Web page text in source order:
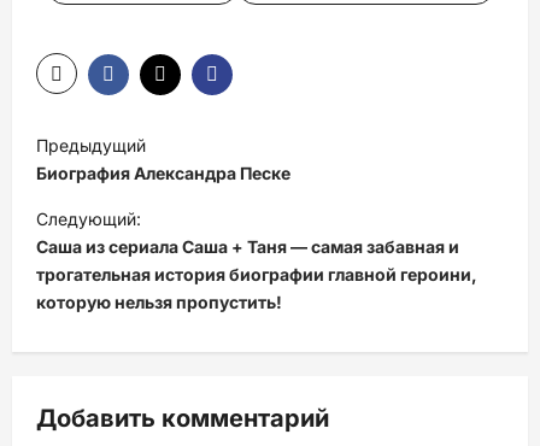
а
в
и
г
а
ц
я
Предыдущий
Биография Александра Песке
Следующий:
Саша из сериала Саша + Таня — самая забавная и
трогательная история биографии главной героини,
которую нельзя пропустить!
Добавить комментарий